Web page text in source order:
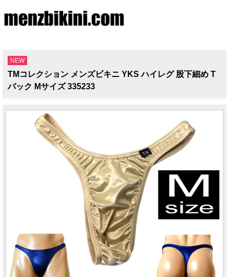
NEW
TMコレクション メンズビキニ YKS ハイレグ 股下細め T
バック Mサイズ 335233